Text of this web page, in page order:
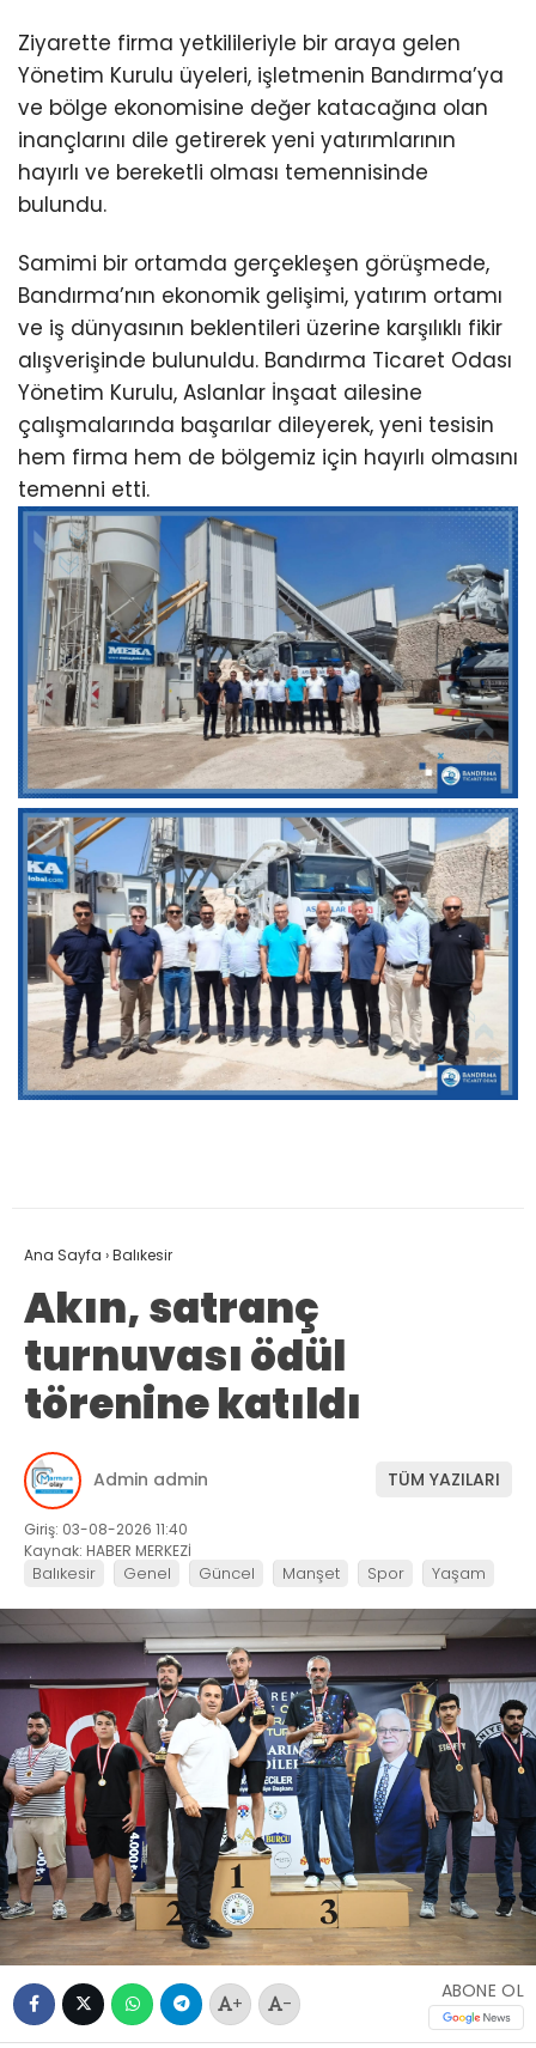
Ziyarette firma yetkilileriyle bir araya gelen
Yönetim Kurulu üyeleri, işletmenin Bandırma’ya
ve bölge ekonomisine değer katacağına olan
inançlarını dile getirerek yeni yatırımlarının
hayırlı ve bereketli olması temennisinde
bulundu.
Samimi bir ortamda gerçekleşen görüşmede,
Bandırma’nın ekonomik gelişimi, yatırım ortamı
ve iş dünyasının beklentileri üzerine karşılıklı fikir
alışverişinde bulunuldu. Bandırma Ticaret Odası
Yönetim Kurulu, Aslanlar İnşaat ailesine
çalışmalarında başarılar dileyerek, yeni tesisin
hem firma hem de bölgemiz için hayırlı olmasını
temenni etti.
Ana Sayfa ›Balıkesir
Akın, satranç
turnuvası ödül
törenine katıldı
Admin admin TÜM YAZILARI
Giriş: 03-08-2026 11:40
Kaynak: HABER MERKEZİ
Balıkesir Genel Güncel Manşet Spor Yaşam
+ -
ABONE OL